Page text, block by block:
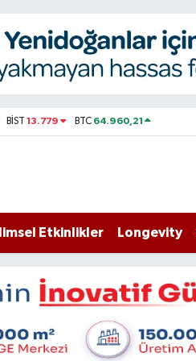
BİST13.779 BTC 64.960,21
Etkinlikler Longevity